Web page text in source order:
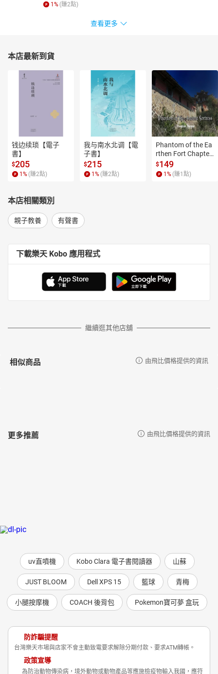
設計超過上千張唱片封套，合作歌手包括宋祖英、周杰倫、五月
天、江蕙、陳綺貞、許崴、韓庚等。現任美國葛萊美獎、全美獨立
《Beginningless Beginning》獲得美國第65屆葛萊美獎「最佳唱片
章節：
三個紡紗女：石頭
1 % (賺2點)
查看更多
本店最新到貨
钱边续琐【電子
書】
$205
1 % (賺2點)
我与南水北调【電
子書】
$215
1 % (賺2點)
Phantom of the Ea
rthen Fort Chapter
4【有聲書】
$149
1 % (賺1 點)
本店相關類別
親子教養 有聲書
下載樂天 Kobo 應用程式
繼續逛其他店舖
相似商品 由飛比價格提供的資訊
更多推薦 由飛比價格提供的資訊
uv直噴機 Kobo Clara 電子書閱讀器 山蘇
JUST BLOOM Dell XPS 15 籃球 青梅
小腿按摩機 COACH 後背包 Pokemon寶可夢 盒玩
防詐騙提醒
台灣樂天市場與店家不會主動致電要求解除分期付款、要求ATM轉帳。
政策宣導
為防治動物傳染病，境外動物或動物產品等應施檢疫物輸入我國，應符